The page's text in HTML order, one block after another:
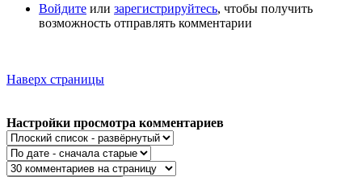
Войдите или зарегистрируйтесь, чтобы получить
возможность отправлять комментарии
Наверх страницы
Настройки просмотра комментариев